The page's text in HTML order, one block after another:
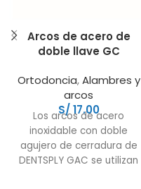
Arcos de acero de
doble llave GC
Ortodoncia,Alambres y
arcos
S/ 17.00
Los arcos de acero
inoxidable con doble
agujero de cerradura de
DENTSPLY GAC se utilizan